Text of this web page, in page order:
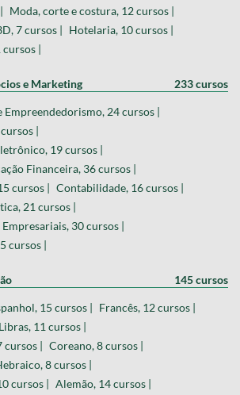
Moda, corte e costura, 12 cursos |
7 cursos |
Hotelaria, 10 cursos |
|
e Marketing 233 cursos
Empreendedorismo, 24 cursos |
|
19 cursos |
Financeira, 36 cursos |
cursos |
Contabilidade, 16 cursos |
21 cursos |
30 cursos |
cursos |
145 cursos
15 cursos |
Francês, 12 cursos |
Libras, 11 cursos |
|
Coreano, 8 cursos |
8 cursos |
cursos |
Alemão, 14 cursos |